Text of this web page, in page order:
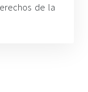
de la